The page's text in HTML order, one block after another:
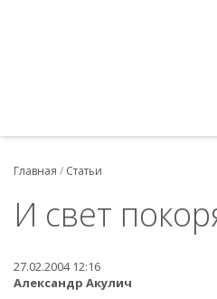
Главная / Статьи
И свет
27.02.2004 12:16
Александр Акулич